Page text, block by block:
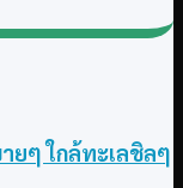
ๆ ใกล้ทะเลชิลๆ